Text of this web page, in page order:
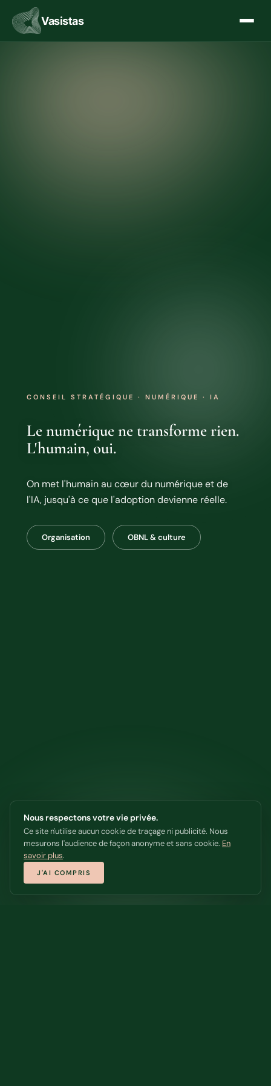
Vasistas
CONSEIL STRATÉGIQUE · NUMÉRIQUE · IA
Le numérique ne transforme rien.
L'humain, oui.
On met l'humain au cœur du numérique et de
l'IA, jusqu'à ce que l'adoption devienne réelle.
Organisation OBNL & culture
Nous respectons votre vie privée.
Ce site n'utilise aucun cookie de traçage ni publicité. Nous
mesurons l'audience de façon anonyme et sans cookie. En
savoir plus.
J'AI COMPRIS